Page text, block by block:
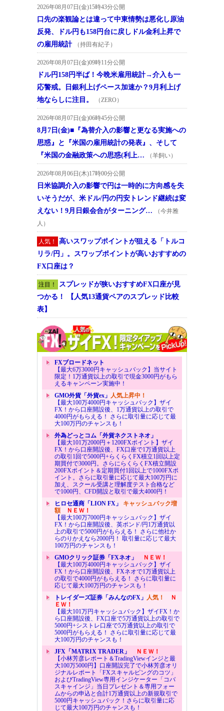
2026年08月07日(金)15時43分公開
口先の楽観論とは違って中東情勢は悪化し原油
反発、ドル円も158円台に戻しドル金利上昇で
の雇用統計
（持田有紀子）
2026年08月07日(金)09時11分公開
ドル円158円半ば！今晩米雇用統計→介入も一
応警戒。日銀利上げペース加速か？9月利上げ
地ならしに注目。
（ZERO）
2026年08月07日(金)06時45分公開
8月7日(金)■『為替介入の影響と更なる実施への
思惑』と『米国の雇用統計の発表』、そして
『米国の金融政策への思惑(利上…
（羊飼い）
2026年08月06日(木)17時00分公開
日米協調介入の影響で円は一時的に方向感を失
いそうだが、米ドル/円の円安トレンド継続は変
えない！9月日銀会合がターニング…
（今井雅
人）
人気！
高いスワップポイントが狙える「トルコ
リラ/円」。スワップポイントが高いおすすめの
FX口座は？
注目！
スプレッドが狭いおすすめFX口座が見
つかる！ 【人気13通貨ペアのスプレッド比較
表】
FXブロードネット
【最大6万3000円キャッシュバック】当サイト
限定！1万通貨以上の取引で現金3000円がもら
えるキャンペーン実施中！
GMO外貨「外貨ex」 人気上昇中！
【最大100万4000円キャッシュバック】ザイ
FX！から口座開設後、1万通貨以上の取引で
4000円がもらえる！ さらに取引量に応じて最
大100万円のチャンスも！
外為どっとコム「外貨ネクストネオ」
【最大101万2000円＋1200FXポイント】ザイ
FX！から口座開設後、FX口座で1万通貨以上
の取引1回で5000円+らくらくFX積立1回以上定
期買付で3000円。さらにらくらくFX積立開設
200FXポイント＆定期買付1回以上で1000FXポ
イント。さらに取引量に応じて最大100万円に
加え、スクール受講と理解度テスト合格など
で1000円、CFD開設と取引で最大4000円！
ヒロセ通商「LION FX」 キャッシュバック増
額ＮＥＷ！
【最大100万7000円キャッシュバック】ザイ
FX！から口座開設後、英ポンド/円1万通貨以
上の取引で5000円がもらえる！ さらに他社か
らのりかえなら2000円！ 取引量に応じて最大
100万円のチャンスも！
GMOクリック証券「FXネオ」
ＮＥＷ！
【最大100万4000円キャッシュバック】ザイ
FX！から口座開設後、FXネオで1万通貨以上
の取引で4000円がもらえる！ さらに取引量に
応じて最大100万円のチャンスも！
トレイダーズ証券「みんなのFX」 人気！
Ｎ
ＥＷ！
【最大101万円キャッシュバック】ザイFX！か
ら口座開設後、FX口座で5万通貨以上の取引で
5000円+シストレ口座で5万通貨以上の取引で
5000円がもらえる！ さらに取引量に応じて最
大100万円のチャンスも！
JFX「MATRIX TRADER」
ＮＥＷ！
【小林芳彦レポート＆TradingViewインジと最
大100万5000円】口座開設完了で小林芳彦オリ
ジナルレポート「FXスキャルピングのコツ」
およびTradingView専用インジケーター「コバ
スキャインジ」当日プレゼント＆専用フォー
ムからの申込と合計1万通貨以上の新規取引で
5000円キャッシュバック！さらに取引量に応
じて最大100万円のチャンスも！